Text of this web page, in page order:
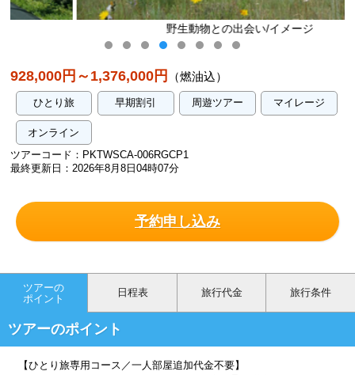
野生動物との出会い/イメージ
928,000円～1,376,000円 （燃油込）
ひとり旅 早期割引 周遊ツアー マイレージ
オンライン
ツアーコード：PKTWSCA-006RGCP1
最終更新日：2026年8月8日04時07分
予約申し込み
ツアーの
ポイント
日程表 旅行代金 旅行条件
ツアーのポイント
【ひとり旅専用コース／一人部屋追加代金不要】